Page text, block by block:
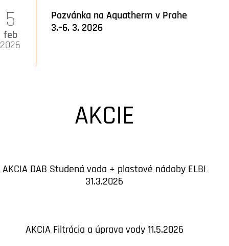
Pozvánka na Aquatherm v Prahe
3.–6. 3. 2026
5
feb
2026
AKCIE
AKCIA DAB Studená voda + plastové nádoby ELBI
31.3.2026
AKCIA Filtrácia a úprava vody 11.5.2026